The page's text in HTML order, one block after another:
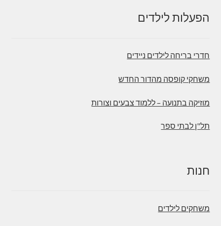
הפעלות לילדים
חדרי בריחה לילדים ניידים
משחקי קופסה מהדור החדש
מוזיקה בתנועה – ללמוד צבעים וצורות
תל"ן לבתי ספר
חנות
משחקים לילדים